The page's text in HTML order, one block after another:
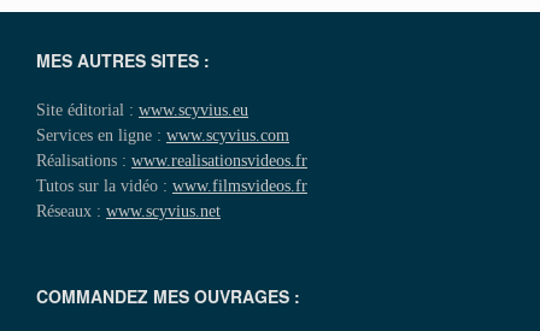
MES AUTRES SITES :
Site éditorial : www.scyvius.eu
Services en ligne : www.scyvius.com
Réalisations : www.realisationsvideos.fr
Tutos sur la vidéo : www.filmsvideos.fr
Réseaux : www.scyvius.net
COMMANDEZ MES OUVRAGES :